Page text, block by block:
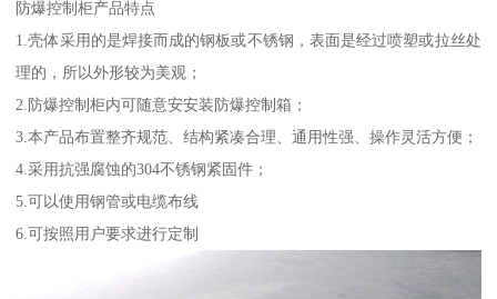
防爆控制柜产品特点
1.壳体采用的是焊接而成的钢板或不锈钢，表面是经过喷塑或拉丝处
理的，所以外形较为美观；
2.防爆控制柜内可随意安安装防爆控制箱；
3.本产品布置整齐规范、结构紧凑合理、通用性强、操作灵活方便；
4.采用抗强腐蚀的304不锈钢紧固件；
5.可以使用钢管或电缆布线
6.可按照用户要求进行定制